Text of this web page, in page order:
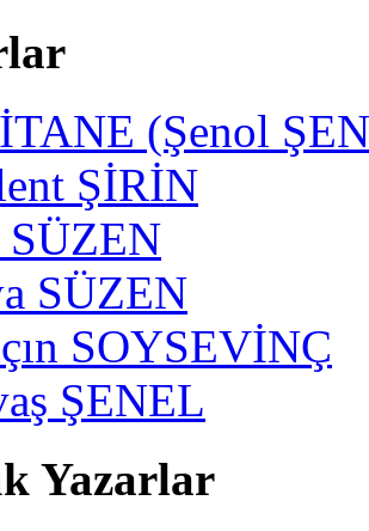
(Şenol
ŞİRİN
SÜZEN
SOYSEVİNÇ
ŞENEL
Yazarlar